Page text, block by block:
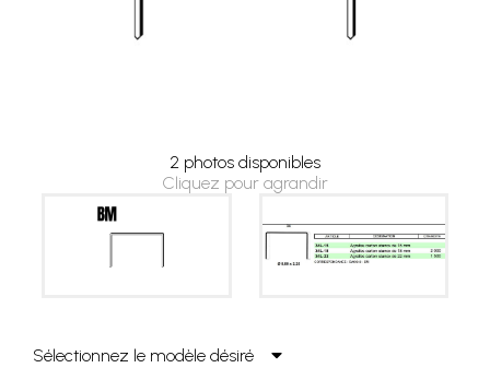
2 photos disponibles
Cliquez pour agrandir
Sélectionnez le modèle désiré